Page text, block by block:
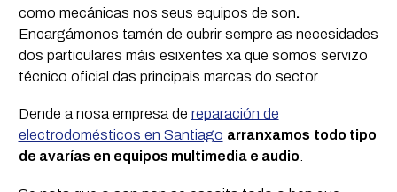
como mecánicas nos seus equipos de son.
Encargámonos tamén de cubrir sempre as necesidades
dos particulares máis esixentes xa que somos servizo
técnico oficial das principais marcas do sector.
Dende a nosa empresa de reparación de
electrodomésticos en Santiago arranxamos todo tipo
de avarías en equipos multimedia e audio